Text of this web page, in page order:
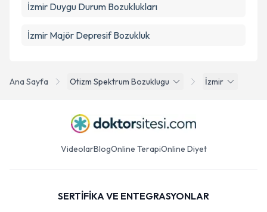
Ana Sayfa Otizm Spektrum Bozuklugu İzmir
İzmir Duygu Durum Bozuklukları
İzmir Majör Depresif Bozukluk
VideolarBlogOnline TerapiOnline Diyet
SERTİFİKA VE ENTEGRASYONLAR